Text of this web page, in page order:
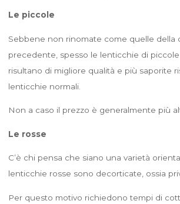
Le piccole
Sebbene non rinomate come quelle della
precedente, spesso le lenticchie di
risultano di migliore qualità e più saporite
lenticchie normali.
Non a caso il prezzo è generalmente più
Le rosse
C’è chi pensa che siano una varietà
lenticchie rosse sono decorticate, ossia
Per questo motivo richiedono tempi di